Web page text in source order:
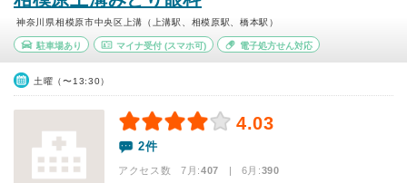
神奈川県相模原市中央区上溝（上溝駅、相模原駅、橋本駅）
駐車場あり マイナ受付(スマホ可) 電子処方せん対応
土曜（〜13:30）
4.03
2件
アクセス数 7月:407 | 6月:390